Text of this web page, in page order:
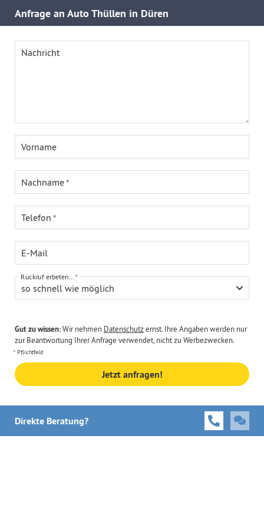
Anfrage an Auto Thüllen in Düren
Nachricht
Vorname
Nachname
Telefon
E-Mail
so schnell wie möglich
Rückruf erbeten...
Gut zu wissen:Wir nehmen Datenschutzernst. Ihre Angaben werden nur
zur Beantwortung Ihrer Anfrage verwendet, nicht zu Werbezwecken.
Pflichtfeld
Jetzt anfragen!
Direkte Beratung?